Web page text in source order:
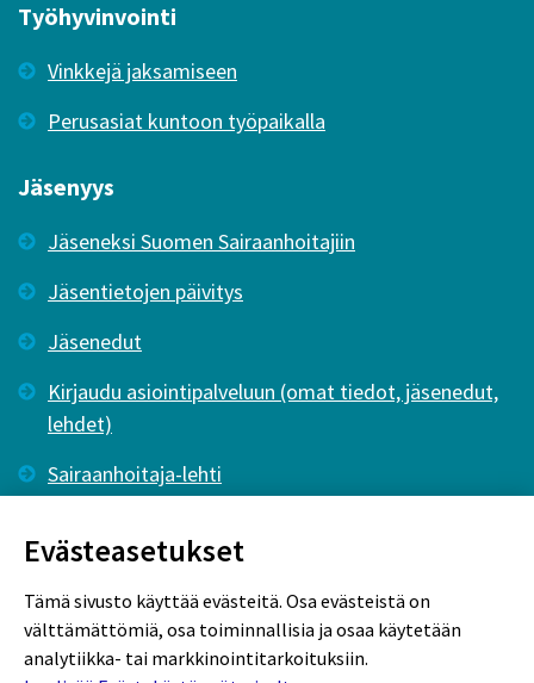
Työhyvinvointi
Vinkkejä jaksamiseen
Perusasiat kuntoon työpaikalla
Jäsenyys
Jäseneksi Suomen Sairaanhoitajiin
Jäsentietojen päivitys
Jäsenedut
Kirjaudu asiointipalveluun (omat tiedot, jäsenedut,
lehdet)
Sairaanhoitaja-lehti
Evästeasetukset
Tämä sivusto käyttää evästeitä. Osa evästeistä on
välttämättömiä, osa toiminnallisia ja osaa käytetään
analytiikka- tai markkinointitarkoituksiin.